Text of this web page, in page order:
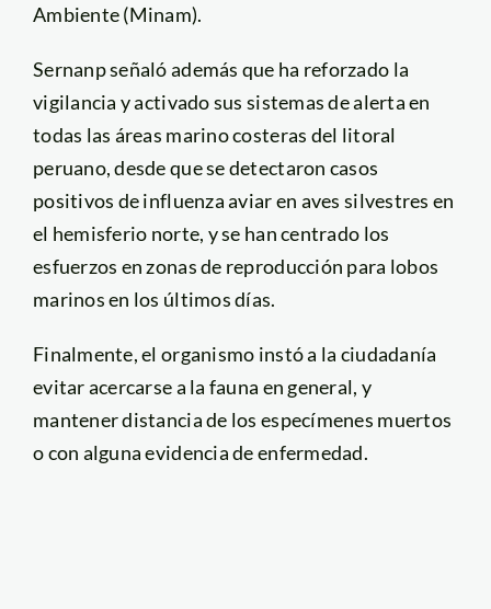
Ambiente (Minam).
Sernanp señaló además que ha reforzado la
vigilancia y activado sus sistemas de alerta en
todas las áreas marino costeras del litoral
peruano, desde que se detectaron casos
positivos de influenza aviar en aves silvestres en
el hemisferio norte, y se han centrado los
esfuerzos en zonas de reproducción para lobos
marinos en los últimos días.
Finalmente, el organismo instó a la ciudadanía
evitar acercarse a la fauna en general, y
mantener distancia de los especímenes muertos
o con alguna evidencia de enfermedad.